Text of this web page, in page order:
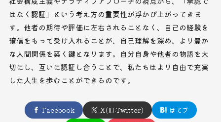
はなく認証」という考え方の重要性が浮かび上がってきま
す。他者の期待や評価に左右されることなく、自己の経験を
確信をもって受け入れることが、自己理解を深め、より豊か
な人間関係を築く鍵となります。自分自身や他者の物語を大
切にし、互いに認証し合うことで、私たちはより自由で充実
した人生を歩むことができるのです。
Facebook X(旧:Twitter)
はてブ